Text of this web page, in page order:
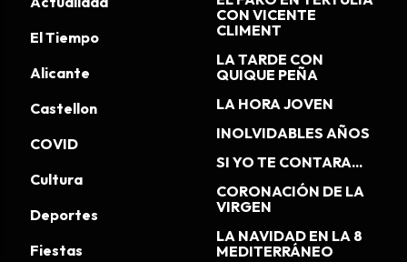
El Tiempo
Alicante
Castellon
COVID
Cultura
Deportes
Fiestas
CON VICENTE
CLIMENT
LA TARDE CON
QUIQUE PEÑA
LA HORA JOVEN
INOLVIDABLES AÑOS
SI YO TE CONTARA...
CORONACIÓN DE LA
VIRGEN
LA NAVIDAD EN LA 8
MEDITERRÁNEO